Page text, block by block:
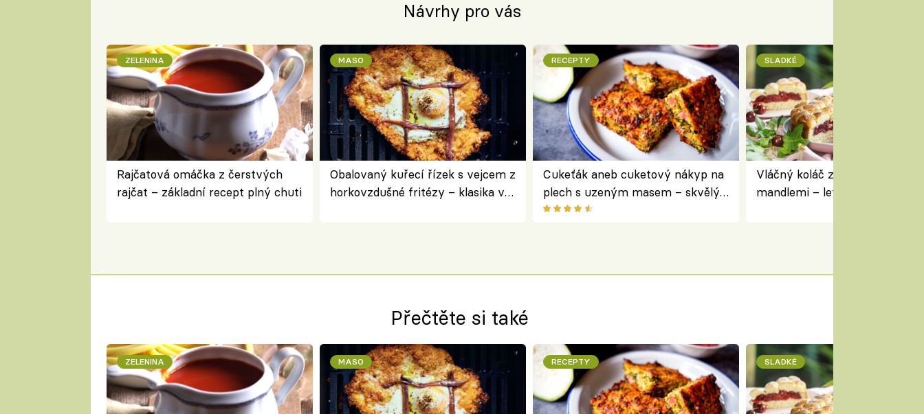
Návrhy pro vás
ZELENINA
Rajčatová omáčka z čerstvých
rajčat – základní recept plný chuti
MASO
Obalovaný kuřecí řízek s vejcem z
horkovzdušné fritézy – klasika v
RECEPTY
Cukeťák aneb cuketový nákyp na
plech s uzeným masem – skvělý
způsob, jak zpracovat přerostlé
SLADKÉ
Vláčný koláč z jogurtu s
mandlemi – letní moučník ke
Přečtěte si také
ZELENINA MASO RECEPTY SLADKÉ